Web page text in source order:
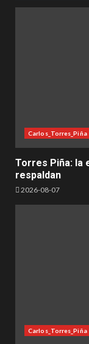
Carlos_Torres_Piña
Torres Piña: la
respaldan
2026-08-07
Carlos_Torres_Piña